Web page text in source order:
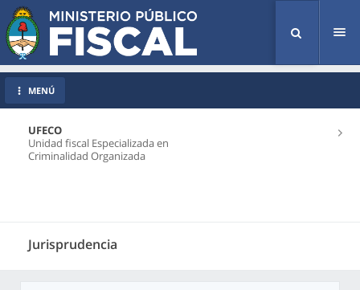
UFECO
Unidad fiscal Especializada en
Criminalidad Organizada
Jurisprudencia
MENÚ